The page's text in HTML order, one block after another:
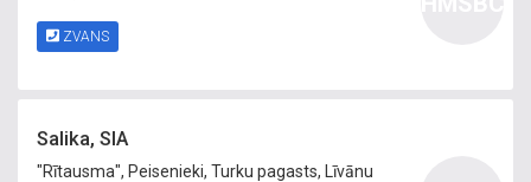
ZVANS
Salika, SIA
"Rītausma", Peisenieki, Turku pagasts, Līvānu